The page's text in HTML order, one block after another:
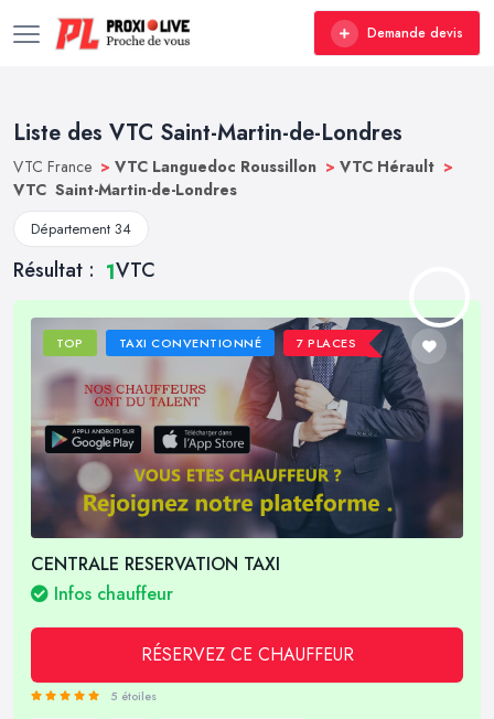
Demande devis
Liste des VTC Saint-Martin-de-Londres
VTC France > VTC Languedoc Roussillon > VTC Hérault >
VTC Saint-Martin-de-Londres
Département 34
Résultat : 1VTC
TOP TAXI CONVENTIONNÉ 7 PLACES
CENTRALE RESERVATION TAXI
Infos chauffeur
RÉSERVEZ CE CHAUFFEUR
5 étoiles